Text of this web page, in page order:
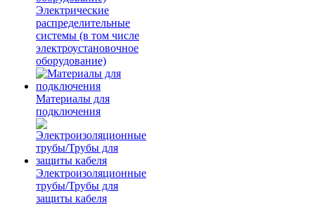
Электрические
распределительные
системы (в том числе
электроустановочное
оборудование)
Материалы для
подключения
Электроизоляционные
трубы/Трубы для
защиты кабеля